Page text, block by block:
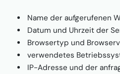
Name der aufgerufenen
Datum und Uhrzeit der
Browsertyp und
verwendetes
IP-Adresse und der